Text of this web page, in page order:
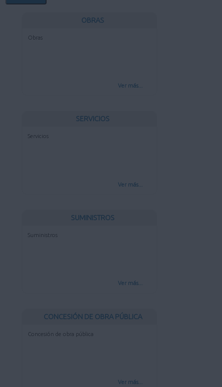
OBRAS
Obras
Ver más...
SERVICIOS
Servicios
Ver más...
SUMINISTROS
Suministros
Ver más...
CONCESIÓN DE OBRA PÚBLICA
Concesión de obra pública
Ver más...